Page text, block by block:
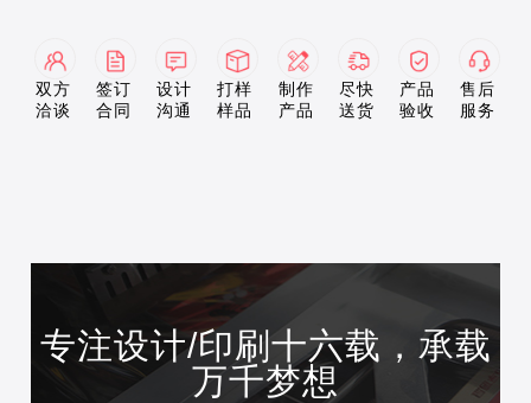
双方
洽谈
签订
合同
设计
沟通
打样
样品
制作
产品
尽快
送货
产品
验收
售后
服务
专注设计/印刷十六载，承载
万千梦想